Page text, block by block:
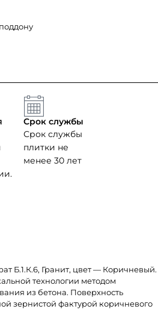
Срок службы
Срок службы
плитки не
менее 30 лет
Б.1.К.6, Гранит, цвет — Коричневый.
технологии методом
из бетона. Поверхность
зернистой фактурой коричневого